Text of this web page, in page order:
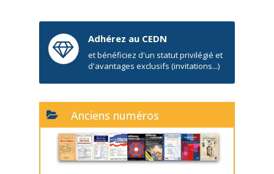
Adhérez au CEDN
et bénéficiez d'un statut privilégié et
d'avantages exclusifs (invitations...)
Anciens numéros